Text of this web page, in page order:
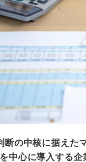
断の中核に据えた
中心に導入する